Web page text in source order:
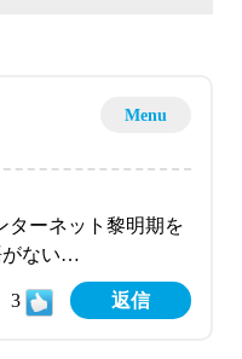
Menu
ターネット黎明期を
がない…
3 返信